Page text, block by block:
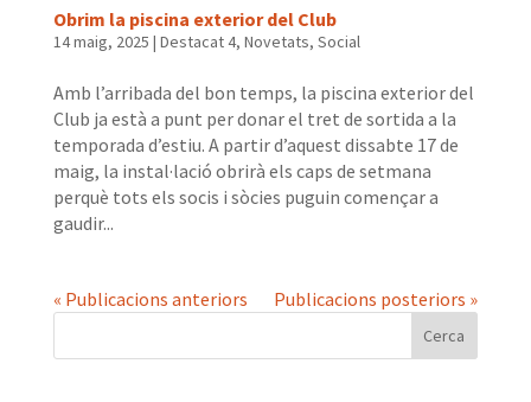
Obrim la piscina exterior del Club
14 maig, 2025 | Destacat 4, Novetats, Social
Amb l’arribada del bon temps, la piscina exterior del
Club ja està a punt per donar el tret de sortida a la
temporada d’estiu. A partir d’aquest dissabte 17 de
maig, la instal·lació obrirà els caps de setmana
perquè tots els socis i sòcies puguin començar a
gaudir...
« Publicacions anteriors Publicacions posteriors »